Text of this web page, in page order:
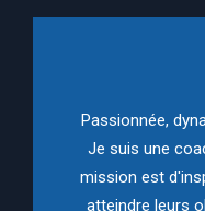
Passionnée,
Je suis une
mission est
atteindre leurs